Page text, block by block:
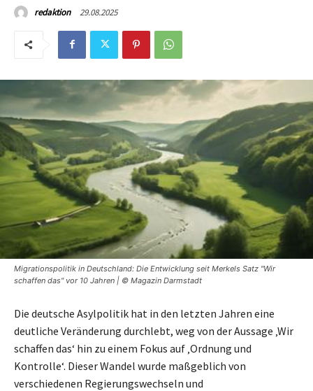
redaktion 29.08.2025
Migrationspolitik in Deutschland: Die Entwicklung seit Merkels Satz "Wir
schaffen das" vor 10 Jahren | © Magazin Darmstadt
Die deutsche Asylpolitik hat in den letzten Jahren eine
deutliche Veränderung durchlebt, weg von der Aussage ‚Wir
schaffen das‘ hin zu einem Fokus auf ‚Ordnung und
Kontrolle‘. Dieser Wandel wurde maßgeblich von
verschiedenen Regierungswechseln und